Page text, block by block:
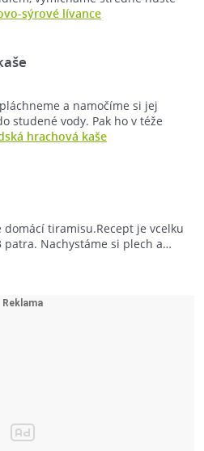
sýrové lívance
a namočíme si jej
studené vody. Pak ho v téže
hrachová kaše
tiramisu.Recept je vcelku
Nachystáme si plech a…